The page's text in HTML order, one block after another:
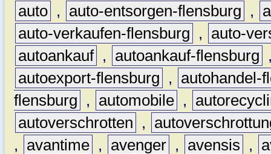
auto , auto-entsorgen-flensburg ,
auto-verkaufen-flensburg
,
auto-
autoankauf , autoankauf-flensburg
autoexport-flensburg
,
autohandel-
flensburg
, automobile ,
autoverschrotten
,
,
avantime , avenger , avensis ,